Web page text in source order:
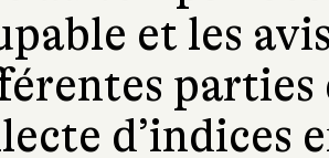
et les
parties
d’indices